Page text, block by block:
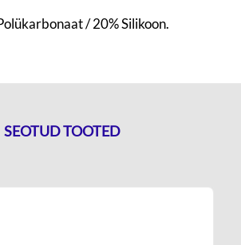
/ 20% Silikoon.
SEOTUD TOOTED